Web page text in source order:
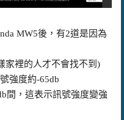
MW5後，有2道是因為
裡的人才不會找不到)
強度約-65db
，這表示訊號強度變強